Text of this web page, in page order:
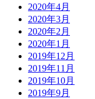
2020年4月
2020年3月
2020年2月
2020年1月
2019年12月
2019年11月
2019年10月
2019年9月